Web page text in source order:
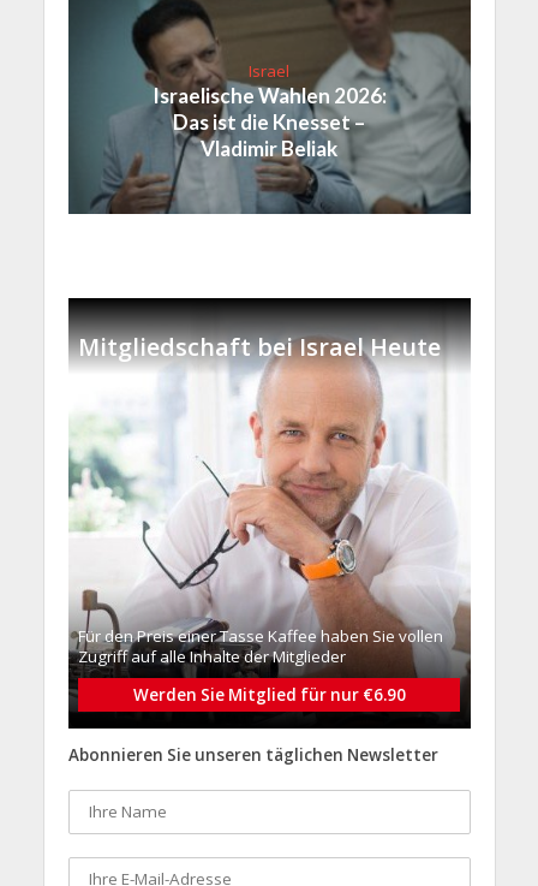
Israel
Israelische Wahlen 2026:
Das ist die Knesset –
Vladimir Beliak
Mitgliedschaft bei Israel Heute
Für den Preis einer Tasse Kaffee haben Sie vollen
Zugriff auf alle Inhalte der Mitglieder
Werden Sie Mitglied für nur €6.90
Abonnieren Sie unseren täglichen Newsletter